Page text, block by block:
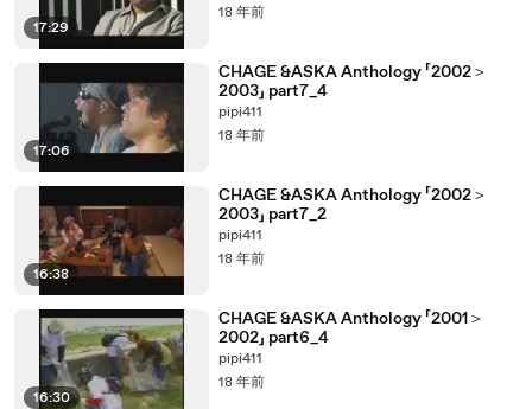
17:29
18 年前
17:06
CHAGE &ASKA Anthology 「2002＞
2003」 part7_4
pipi411
18 年前
16:38
CHAGE &ASKA Anthology 「2002＞
2003」 part7_2
pipi411
18 年前
16:30
CHAGE &ASKA Anthology 「2001＞
2002」 part6_4
pipi411
18 年前